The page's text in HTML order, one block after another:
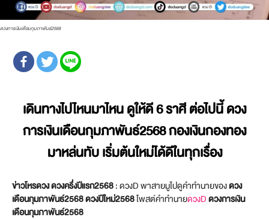
ดวงการเงินเดือนกุมภาพันธ์2568
เดินทางไปไหนมาไหน ดูให้ดี 6 ราศี ต่อไปนี้ ดวง
การเงินเดือนกุมภาพันธ์2568 กองเงินกองทอง
มาหล่นทับ เริ่มต้นใหม่ได้ดีในทุกเรื่อง
ข่าวโหรดวง ดวงครึ่งปีแรก2568: ดวงD พาสายมูไปดูคำทำนายของดวง
เดือนกุมภาพันธ์2568ดวงปีใหม่2568โพสต์คำทำนายดวงDดวงการเงิน
เดือนกุมภาพันธ์2568